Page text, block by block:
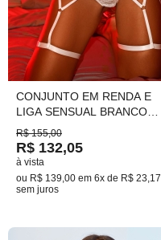
CONJUNTO EM RENDA E
LIGA SENSUAL BRANCO
TAM.46(GG) PLUS SIZE
COD.823
R$ 155,00
R$ 132,05
à vista
ou R$ 139,00 em 6x de R$ 23,17
sem juros